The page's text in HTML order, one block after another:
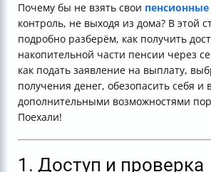
использования Госуслуг
Итог: как получить пенсионные
Госуслуги — пошагово
Вопрос к читателям: А вы уже
пенсионные накопления через
— самое время! Ведь знать свои
как иметь карту сокровищ, только
Почему бы не взять свои
контроль, не выходя из дома? В этой
подробно разберём, как получить
накопительной части пенсии через
как подать заявление на выплату,
получения денег, обезопасить себя и
дополнительными возможностями
Поехали!
1. Доступ и проверка